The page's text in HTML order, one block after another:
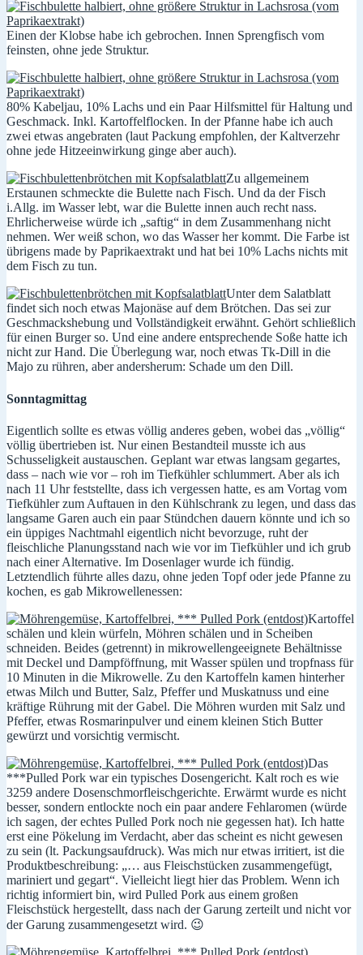
Einen der Klobse habe ich gebrochen. Innen Sprengfisch vom
feinsten, ohne jede Struktur.
80% Kabeljau, 10% Lachs und ein Paar Hilfsmittel für Haltung und
Geschmack. Inkl. Kartoffelflocken. In der Pfanne habe ich auch
zwei etwas angebraten (laut Packung empfohlen, der Kaltverzehr
ohne jede Hitzeeinwirkung ginge aber auch).
Zu allgemeinem
Erstaunen schmeckte die Bulette nach Fisch. Und da der Fisch
i.Allg. im Wasser lebt, war die Bulette innen auch recht nass.
Ehrlicherweise würde ich „saftig“ in dem Zusammenhang nicht
nehmen. Wer weiß schon, wo das Wasser her kommt. Die Farbe ist
übrigens made by Paprikaextrakt und hat bei 10% Lachs nichts mit
dem Fisch zu tun.
Unter dem Salatblatt
findet sich noch etwas Majonäse auf dem Brötchen. Das sei zur
Geschmackshebung und Vollständigkeit erwähnt. Gehört schließlich
für einen Burger so. Und eine andere entsprechende Soße hatte ich
nicht zur Hand. Die Überlegung war, noch etwas Tk-Dill in die
Majo zu rühren, aber andersherum: Schade um den Dill.
Sonntagmittag
Eigentlich sollte es etwas völlig anderes geben, wobei das „völlig“
völlig übertrieben ist. Nur einen Bestandteil musste ich aus
Schusseligkeit austauschen. Geplant war etwas langsam gegartes,
dass – nach wie vor – roh im Tiefkühler schlummert. Aber als ich
nach 11 Uhr feststellte, dass ich vergessen hatte, es am Vortag vom
Tiefkühler zum Auftauen in den Kühlschrank zu legen, und dass das
langsame Garen auch ein paar Stündchen dauern könnte und ich so
ein üppiges Nachtmahl eigentlich nicht bevorzuge, ruht der
fleischliche Planungsstand nach wie vor im Tiefkühler und ich grub
nach einer Alternative. Im Dosenlager wurde ich fündig.
Letztendlich führte alles dazu, ohne jeden Topf oder jede Pfanne zu
kochen, es gab Mikrowellenessen:
Kartoffel
schälen und klein würfeln, Möhren schälen und in Scheiben
schneiden. Beides (getrennt) in mikrowellengeeignete Behältnisse
mit Deckel und Dampföffnung, mit Wasser spülen und tropfnass für
10 Minuten in die Mikrowelle. Zu den Kartoffeln kamen hinterher
etwas Milch und Butter, Salz, Pfeffer und Muskatnuss und eine
kräftige Rührung mit der Gabel. Die Möhren wurden mit Salz und
Pfeffer, etwas Rosmarinpulver und einem kleinen Stich Butter
gewürzt und vorsichtig vermischt.
Das
***Pulled Pork war ein typisches Dosengericht. Kalt roch es wie
3259 andere Dosenschmorfleischgerichte. Erwärmt wurde es nicht
besser, sondern entlockte noch ein paar andere Fehlaromen (würde
ich sagen, der echtes Pulled Pork noch nie gegessen hat). Ich hatte
erst eine Pökelung im Verdacht, aber das scheint es nicht gewesen
zu sein (lt. Packungsaufdruck). Was mich nur etwas irritiert, ist die
Produktbeschreibung: „… aus Fleischstücken zusammengefügt,
mariniert und gegart“. Vielleicht liegt hier das Problem. Wenn ich
richtig informiert bin, wird Pulled Pork aus einem großen
Fleischstück hergestellt, dass nach der Garung zerteilt und nicht vor
der Garung zusammengesetzt wird. 😉